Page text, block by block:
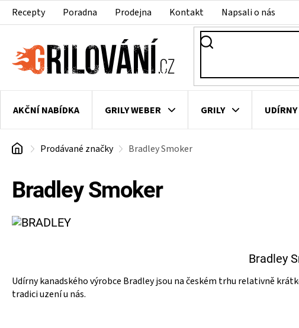
PřejítRecepty Poradna Prodejna Kontakt Napsali o nás
AKČNÍ NABÍDKA GRILY WEBER GRILY UDÍRNY
VAKUOVAČKY LEDNICE NA ZRÁNÍ MASA
DomůProdávané značky Bradley Smoker
Bradley Smoker
Bradley
Udírny kanadského výrobce Bradley jsou na českém trhu relativně
tradici uzení u nás.